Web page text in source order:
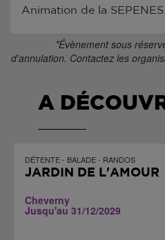
Animation de la SEPENES.
*Évènement sous
d'annulation. Contactez les
A
DÉTENTE - BALADE - RANDOS
JARDIN DE L'AMOUR
Cheverny
Jusqu'au 31/12/2029